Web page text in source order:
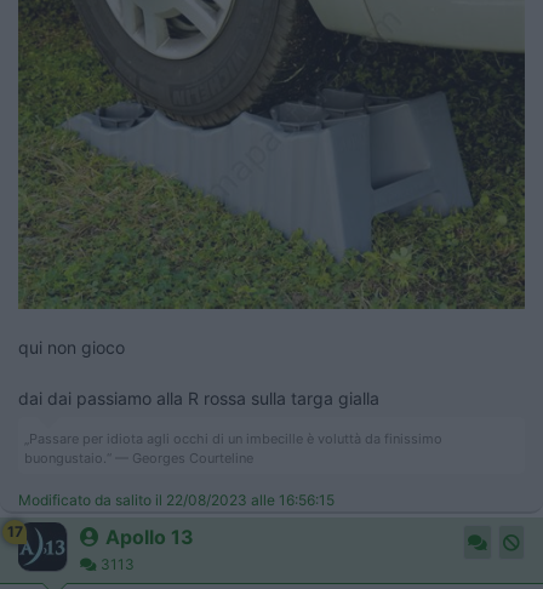
qui non gioco
dai dai passiamo alla R rossa sulla targa gialla
„Passare per idiota agli occhi di un imbecille è voluttà da finissimo
buongustaio.“ — Georges Courteline
Modificato da salito il 22/08/2023 alle 16:56:15
17
Apollo 13
3113